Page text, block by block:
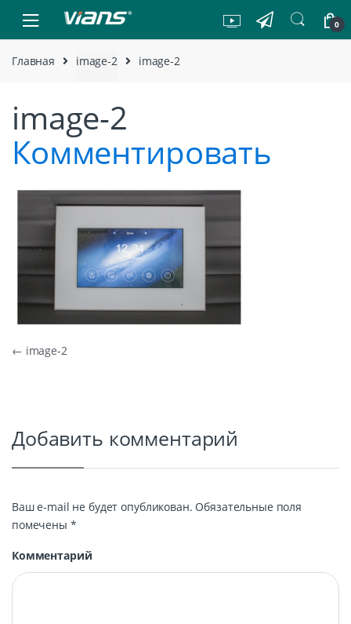
Skip to navigation
Skip to content
0
Главная image-2 image-2
image-2
Комментировать
Навигация по записям
← image-2
Добавить комментарий
Ваш e-mail не будет опубликован. Обязательные поля
помечены *
Комментарий